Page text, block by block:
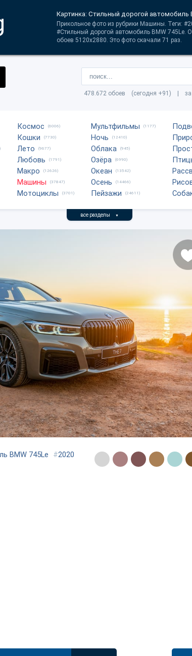
Картинка: Стильный дорогой автомобиль
Прикольное фото из рубрики Машины. Теги:
#Стильный дорогой автомобиль BMW 745Le.
обоев 5120x2880. Это фото скачали 71 раз.
478.672 обоев (сегодня +91) | за
Космос (6006)
Кошки (7730)
Лето (9677)
Любовь (1791)
Макро (12626)
Машины (37847)
Мотоциклы (3701)
Мультфильмы (1177)
Ночь (12410)
Облака (945)
Озёра (6990)
Океан (13542)
Осень (14466)
Пейзажи (24611)
все разделы ▼
BMW 745Le #2020